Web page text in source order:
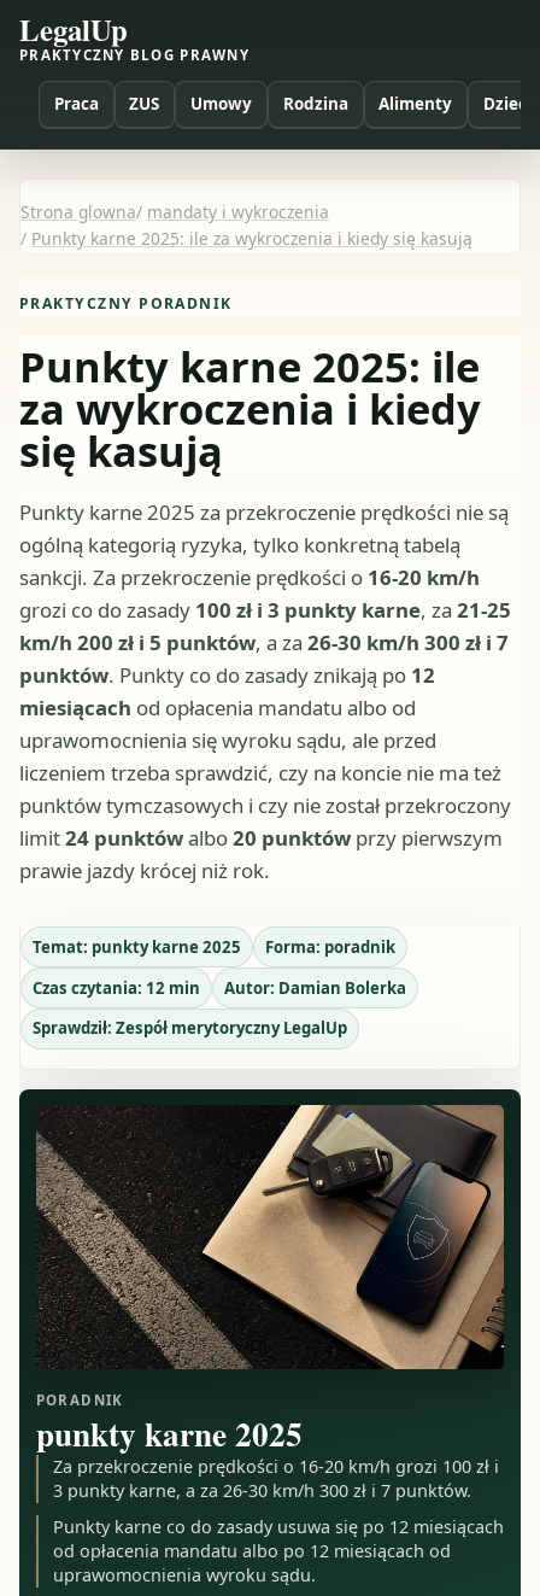
LegalUp
PRAKTYCZNY BLOG PRAWNY
Praca ZUS Umowy Rodzina Alimenty Dzieci
Strona glowna/ mandaty i wykroczenia
/ Punkty karne 2025: ile za wykroczenia i kiedy się kasują
PRAKTYCZNY PORADNIK
Punkty karne 2025: ile
za wykroczenia i kiedy
się kasują
Punkty karne 2025 za przekroczenie prędkości nie są
ogólną kategorią ryzyka, tylko konkretną tabelą
sankcji. Za przekroczenie prędkości o 16-20 km/h
grozi co do zasady 100 zł i 3 punkty karne, za 21-25
km/h 200 zł i 5 punktów, a za 26-30 km/h 300 zł i 7
punktów. Punkty co do zasady znikają po 12
miesiącach od opłacenia mandatu albo od
uprawomocnienia się wyroku sądu, ale przed
liczeniem trzeba sprawdzić, czy na koncie nie ma też
punktów tymczasowych i czy nie został przekroczony
limit24 punktówalbo20 punktów przy pierwszym
prawie jazdy krócej niż rok.
Temat: punkty karne 2025 Forma: poradnik
Czas czytania: 12 min Autor: Damian Bolerka
Sprawdził: Zespół merytoryczny LegalUp
PORADNIK
punkty karne 2025
Za przekroczenie prędkości o 16-20 km/h grozi 100 zł i
3 punkty karne, a za 26-30 km/h 300 zł i 7 punktów.
Punkty karne co do zasady usuwa się po 12 miesiącach
od opłacenia mandatu albo po 12 miesiącach od
uprawomocnienia wyroku sądu.